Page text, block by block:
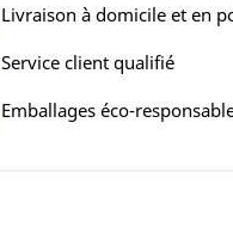
Livraison à domicile et en
Service client qualifié
Emballages éco-